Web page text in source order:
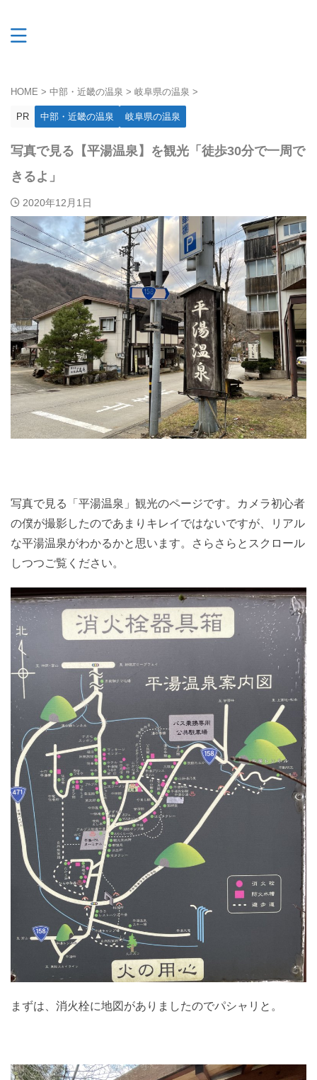
HOME > 中部・近畿の温泉 > 岐阜県の温泉 >
PR 中部・近畿の温泉 岐阜県の温泉
写真で見る【平湯温泉】を観光「徒歩30分で一周で
きるよ」
2020年12月1日
写真で見る「平湯温泉」観光のページです。カメラ初心者
の僕が撮影したのであまりキレイではないですが、リアル
な平湯温泉がわかるかと思います。さらさらとスクロール
しつつご覧ください。
まずは、消火栓に地図がありましたのでパシャリと。